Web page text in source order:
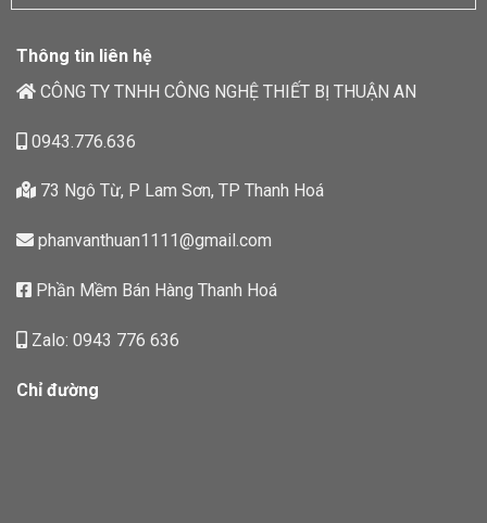
Thông tin liên hệ
CÔNG TY TNHH CÔNG NGHỆ THIẾT BỊ THUẬN AN
0943.776.636
73 Ngô Từ, P Lam Sơn, TP Thanh Hoá
phanvanthuan1111@gmail.com
Phần Mềm Bán Hàng Thanh Hoá
Zalo: 0943 776 636
Chỉ đường